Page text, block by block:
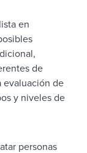
en
de
evaluación de
y niveles de
personas